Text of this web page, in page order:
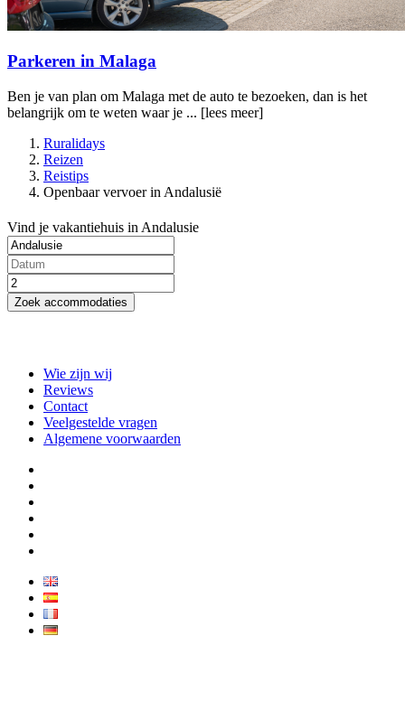
Parkeren in Malaga
Ben je van plan om Malaga met de auto te bezoeken, dan is het
belangrijk om te weten waar je ... [lees meer]
Ruralidays
Reizen
Reistips
Openbaar vervoer in Andalusië
Vind je vakantiehuis in Andalusie
Zoek accommodaties
Wie zijn wij
Reviews
Contact
Veelgestelde vragen
Algemene voorwaarden